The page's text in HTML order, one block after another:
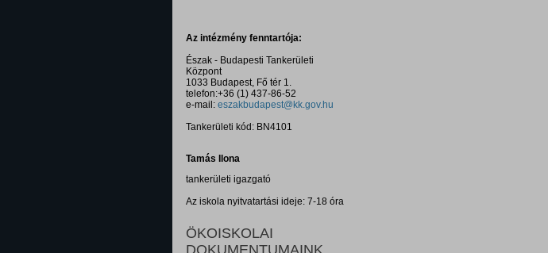
Az intézmény fenntartója:
Észak - Budapesti Tankerületi
Központ
1033 Budapest, Fő tér 1.
telefon:+36 (1) 437-86-52
e-mail: eszakbudapest@kk.gov.hu
Tankerületi kód: BN4101
Tamás Ilona
tankerületi igazgató
Az iskola nyitvatartási ideje: 7-18 óra
ÖKOISKOLAI
DOKUMENTUMAINK